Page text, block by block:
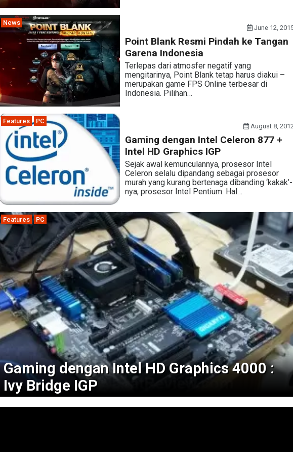
News
June 12,
Point Blank Resmi Pindah ke Tangan
Garena Indonesia
Terlepas dari atmosfer negatif yang
mengitarinya, Point Blank tetap harus diakui –
merupakan game FPS Online terbesar di
Indonesia. Pilihan…
Features PC
August 8,
Gaming dengan Intel Celeron 877 +
Intel HD Graphics IGP
Sejak awal kemunculannya, prosesor Intel
Celeron selalu dipandang sebagai prosesor
murah yang kurang bertenaga dibanding ‘kakak’-
nya, prosesor Intel Pentium. Hal…
Features PC
Gaming dengan Intel HD Graphics 4000 :
Ivy Bridge IGP